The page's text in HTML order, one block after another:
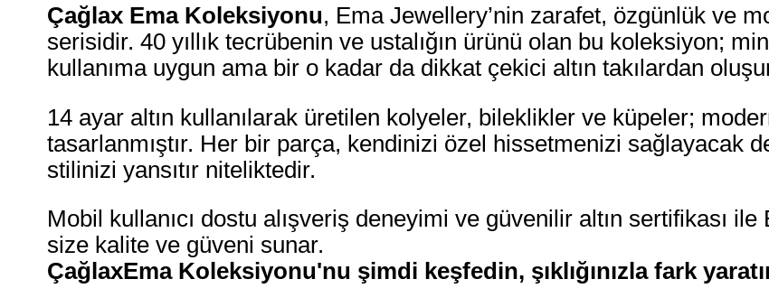
Çağlax Ema Koleksiyonu, Ema Jewellery’nin zarafet, özgünlük ve
serisidir. 40 yıllık tecrübenin ve ustalığın ürünü olan bu koleksiyon;
kullanıma uygun ama bir o kadar da dikkat çekici altın takılardan
14 ayar altın kullanılarak üretilen kolyeler, bileklikler ve küpeler;
tasarlanmıştır. Her bir parça, kendinizi özel hissetmenizi sağlayacak
stilinizi yansıtır niteliktedir.
Mobil kullanıcı dostu alışveriş deneyimi ve güvenilir altın sertifikası
size kalite ve güveni sunar.
ÇağlaxEma Koleksiyonu'nu şimdi keşfedin, şıklığınızla fark